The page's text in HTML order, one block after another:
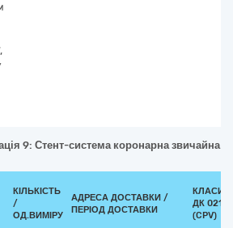
9: Стент-система коронарна звичайна
КІЛЬКІСТЬ
/
ОД.ВИМІРУ
АДРЕСА ДОСТАВКИ /
ПЕРІОД ДОСТАВКИ
ДК
(CPV)